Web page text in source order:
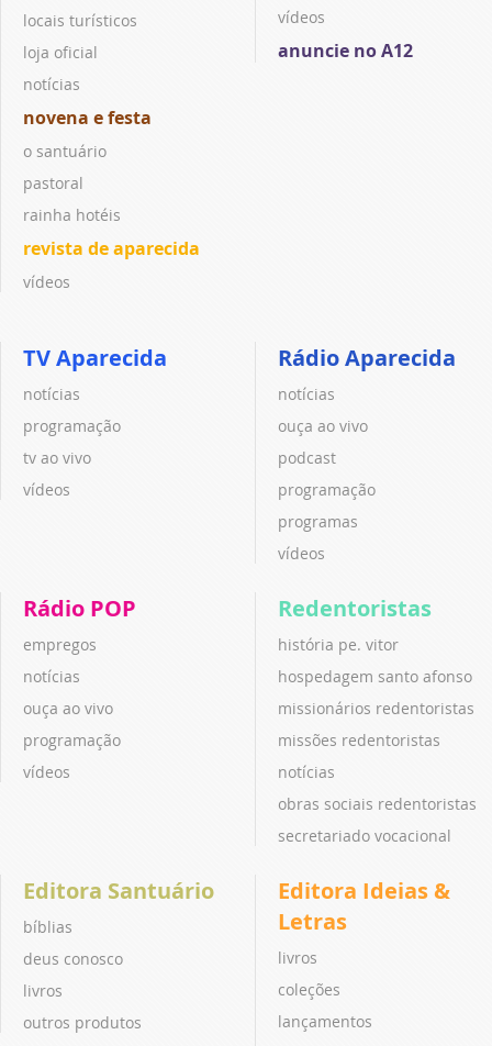
locais turísticos
loja oficial
notícias
novena e festa
o santuário
pastoral
rainha hotéis
revista de aparecida
vídeos
vídeos
anuncie no A12
TV Aparecida
notícias
programação
tv ao vivo
vídeos
Rádio Aparecida
notícias
ouça ao vivo
podcast
programação
programas
vídeos
Rádio POP
empregos
notícias
ouça ao vivo
programação
vídeos
Redentoristas
história pe. vitor
hospedagem santo afonso
missionários redentoristas
missões redentoristas
notícias
obras sociais redentoristas
secretariado vocacional
Editora Santuário
bíblias
deus conosco
livros
outros produtos
Editora Ideias &
Letras
livros
coleções
lançamentos